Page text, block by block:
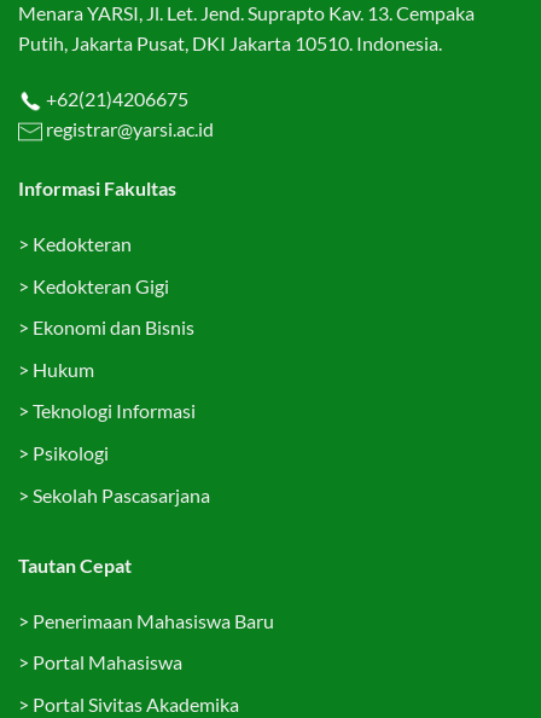
Menara YARSI, Jl. Let. Jend. Suprapto Kav. 13. Cempaka
Putih, Jakarta Pusat, DKI Jakarta 10510. Indonesia.
+62(21)4206675
registrar@yarsi.ac.id
Informasi Fakultas
> Kedokteran
> Kedokteran Gigi
> Ekonomi dan Bisnis
> Hukum
> Teknologi Informasi
> Psikologi
> Sekolah Pascasarjana
Tautan Cepat
> Penerimaan Mahasiswa Baru
> Portal Mahasiswa
> Portal Sivitas Akademika